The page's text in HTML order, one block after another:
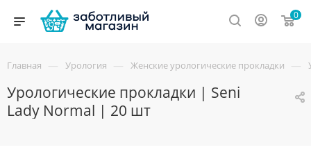
0
Главная — Урология — Женские урологические прокладки —
Урологические прокладки | Seni
Lady Normal | 20 шт